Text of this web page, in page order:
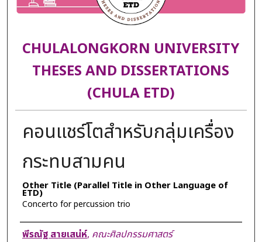
CHULALONGKORN UNIVERSITY
THESES AND DISSERTATIONS
(CHULA ETD)
คอนแชร์โตสำหรับกลุ่มเครื่อง
กระทบสามคน
Other Title (Parallel Title in Other Language of
ETD)
Concerto for percussion trio
Author
พีรณัฐ สายเสน่ห์, คณะศิลปกรรมศาสตร์